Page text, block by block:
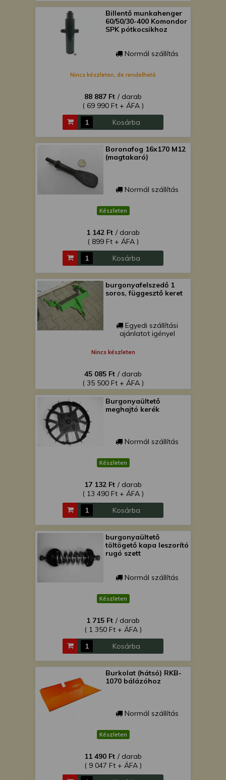
Billentő munkahenger
60/50/30-400 Komondor
SPK pótkocsikhoz
Normál szállítás
Nincs készleten, de rendelhető
88 887 Ft / darab
( 69 990 Ft + ÁFA )
Kosárba
Boronafog 16x170 M12
(magtakaró)
Normál szállítás
Készleten
1 142 Ft / darab
( 899 Ft + ÁFA )
Kosárba
burgonyafelszedő 1
soros, függesztő keret
Egyedi szállítási
ajánlatot igényel
Nincs készleten
45 085 Ft / darab
( 35 500 Ft + ÁFA )
Burgonyaültető
meghajtó kerék
Normál szállítás
Készleten
17 132 Ft / darab
( 13 490 Ft + ÁFA )
Kosárba
burgonyaültető
töltögető kapa leszorító
rugó szett
Normál szállítás
Készleten
1 715 Ft / darab
( 1 350 Ft + ÁFA )
Kosárba
Burkolat (hátsó) RKB-
1070 bálázóhoz
Normál szállítás
Készleten
11 490 Ft / darab
( 9 047 Ft + ÁFA )